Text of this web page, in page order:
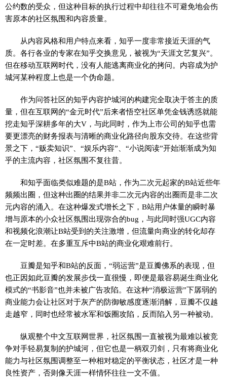
公约数的受众，但这种目标的执行过程中却往往不可避免地会伤
害原本的社区氛围和内容质量。
从内容风格和用户特点来看，知乎一度非常接近天涯的气
质。各行各业的专家在知乎交换意见，被视为“天涯文艺复兴”。
但在移动互联网时代，没有人能逃离商业化的拷问。内容成为护
城河某种程度上也是一个伪命题。
作为问答社区的知乎内容护城河的构建完全取决于答主的质
量，但在互联网的“金元时代”后来者悟空社区单凭金钱诱惑就能
挖走知乎深耕多年的大V，与此同时，作为上市公司的知乎也需
要更漂亮的财务报表与清晰的商业化路径向股东交待。在这些背
景之下，“贩卖知识”、“娱乐内容”、“小说阅读”开始渐渐成为知
乎的主流内容，社区氛围不复往昔。
和知乎面临类似难题的是B站，作为二次元起家的B站近些年
频频出圈，但这种出圈的结果并非二次元内容的出圈而是非二次
元内容的涌入。在这种爆发式增长之下，B站用户体量的瞬时暴
增与原本的小众社区氛围出现弥合的bug，与此同时强UGC内容
和视频化浪潮让B站受到的关注激增，但流量向商业的转化却存
在一定时差。在多重互斥中B站的商业化艰难前行。
豆瓣是知乎和B站的反面，“弱运营”是豆瓣佛系的表现，但
也正因如此豆瓣的发展步伐一直很慢，即便是最容易诞生商业化
模式的“书影音”也并未被广告攻陷。在这种“消极运营”下孱弱的
商业能力会让社区对于灰产的防御敏感度逐渐消解，豆瓣不仅越
走越窄，同时也经常被水军和饭圈攻陷，反而陷入另一种被动。
纵观整个中文互联网世界，社区氛围一直被视为最难以被竞
争对手轻易复制的护城河，但它也是一柄双刃剑，只有将商业化
能力与社区氛围调整至一种相对稳定的平衡状态，社区才是一种
良性资产，否则像天涯一样情怀往往一文不值。